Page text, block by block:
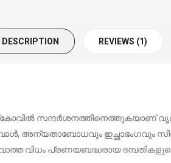
DESCRIPTION REVIEWS (1)
സന്ദര്‍ശനത്തിനെത്തുകയാണ്
അന്യതാബോധവും ഇച്ഛാഭംഗവും
വിധം പ്രണയബദ്ധരായ